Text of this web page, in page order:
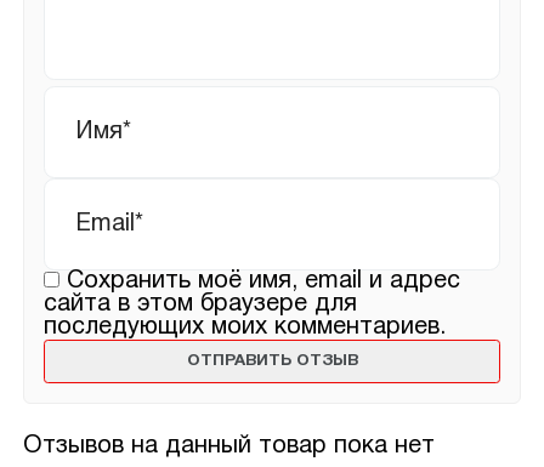
Отзывов на данный товар пока нет
Сохранить моё имя, email и адрес
сайта в этом браузере для
последующих моих комментариев.